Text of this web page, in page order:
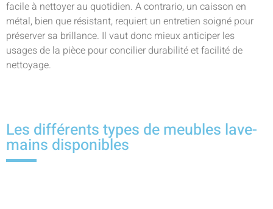
facile à nettoyer au quotidien. A contrario, un caisson en
métal, bien que résistant, requiert un entretien soigné pour
préserver sa brillance. Il vaut donc mieux anticiper les
usages de la pièce pour concilier durabilité et facilité de
nettoyage.
Les différents types de meubles lave-
mains disponibles